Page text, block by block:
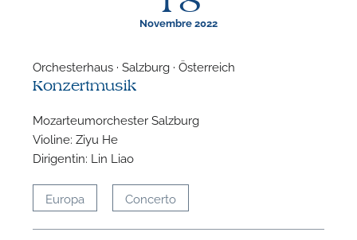
Novembre 2022
Orchesterhaus · Salzburg · Österreich
Konzertmusik
Mozarteumorchester Salzburg
Violine: Ziyu He
Dirigentin: Lin Liao
Europa Concerto